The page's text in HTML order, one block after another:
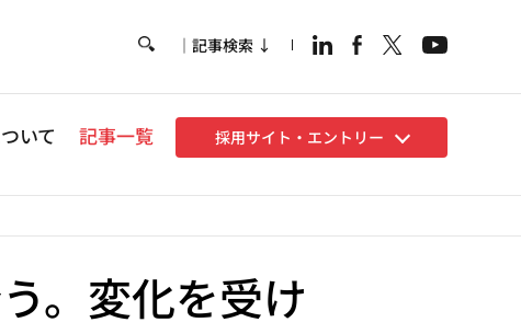
｜記事検索 ↓
いて 記事一覧 採用サイト・エントリー
。変化を受け